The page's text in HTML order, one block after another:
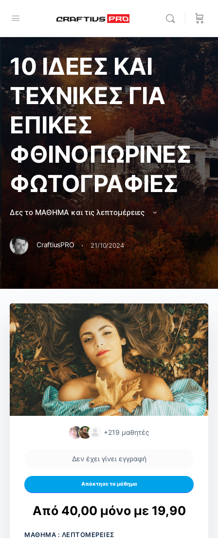
10 ΙΔΕΕΣ ΚΑΙ
ΤΕΧΝΙΚΕΣ ΓΙΑ
ΕΠΙΚΕΣ
ΦΘΙΝΟΠΩΡΙΝΕΣ
ΦΩΤΟΓΡΑΦΙΕΣ
Δες το ΜΑΘΗΜΑ και τις λεπτομέρειες
CraftiusPRO · 21/10/2024
+219 μαθητές
Δεν έχει γίνει εγγραφή
Απόκτησε το μάθημα
Από 40,00 μόνο με 19,90
ΜΑΘΗΜΑ : ΛΕΠΤΟΜΕΡΕΙΕΣ